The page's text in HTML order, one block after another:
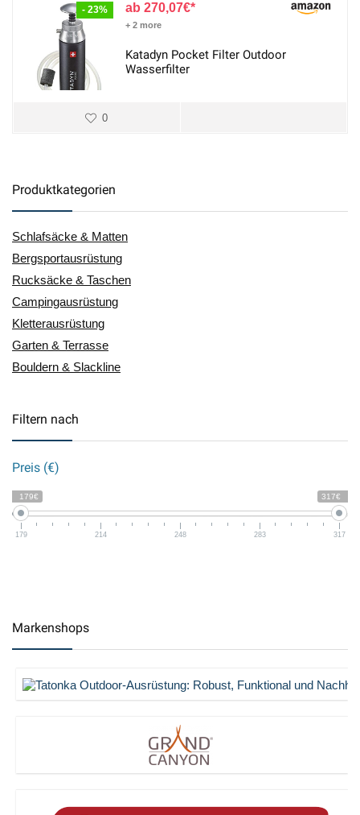
- 23% 270,07€
+ 2 more
Katadyn Pocket Filter Outdoor
Wasserfilter
0
Produktkategorien
Schlafsäcke & Matten
Bergsportausrüstung
Rucksäcke & Taschen
Campingausrüstung
Kletterausrüstung
Garten & Terrasse
Bouldern & Slackline
Filtern nach
Preis (€)
179€ 317€
179 214 248 283 317
Markenshops